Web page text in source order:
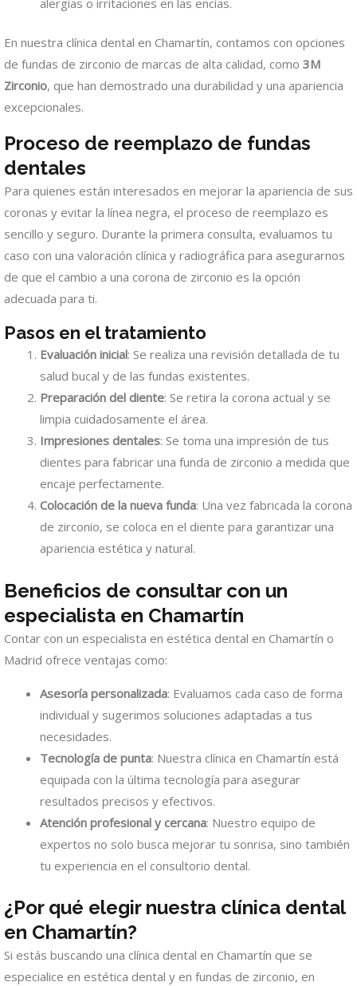
En nuestra clínica dental en Chamartín, contamos con opciones
de fundas de zirconio de marcas de alta calidad, como 3M
Zirconio, que han demostrado una durabilidad y una apariencia
excepcionales.
Proceso de reemplazo de fundas
dentales
Para quienes están interesados en mejorar la apariencia de sus
coronas y evitar la línea negra, el proceso de reemplazo es
sencillo y seguro. Durante la primera consulta, evaluamos tu
caso con una valoración clínica y radiográfica para asegurarnos
de que el cambio a una corona de zirconio es la opción
adecuada para ti.
Pasos en el tratamiento
Evaluación inicial: Se realiza una revisión detallada de tu
salud bucal y de las fundas existentes.
Preparación del diente: Se retira la corona actual y se
limpia cuidadosamente el área.
Impresiones dentales: Se toma una impresión de tus
dientes para fabricar una funda de zirconio a medida que
encaje perfectamente.
Colocación de la nueva funda: Una vez fabricada la corona
de zirconio, se coloca en el diente para garantizar una
apariencia estética y natural.
Beneficios de consultar con un
especialista en Chamartín
Contar con un especialista en estética dental en Chamartín o
Madrid ofrece ventajas como:
Asesoría personalizada: Evaluamos cada caso de forma
individual y sugerimos soluciones adaptadas a tus
necesidades.
Tecnología de punta: Nuestra clínica en Chamartín está
equipada con la última tecnología para asegurar
resultados precisos y efectivos.
Atención profesional y cercana: Nuestro equipo de
expertos no solo busca mejorar tu sonrisa, sino también
tu experiencia en el consultorio dental.
¿Por qué elegir nuestra clínica dental
en Chamartín?
Si estás buscando una clínica dental en Chamartín que se
especialice en estética dental y en fundas de zirconio, en